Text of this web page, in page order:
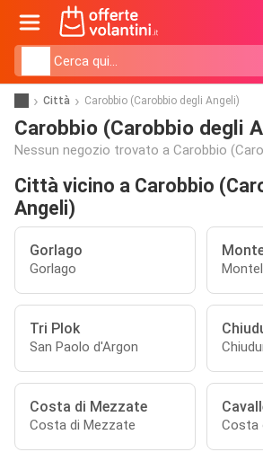
Città Carobbio (Carobbio degli Angeli)
Carobbio (Carobbio degli
Nessun negozio trovato a Carobbio
Città vicino a Carobbio
Angeli)
Gorlago
Gorlago
Tri Plok
San Paolo d'Argon
Costa di Mezzate
Costa di Mezzate Costa